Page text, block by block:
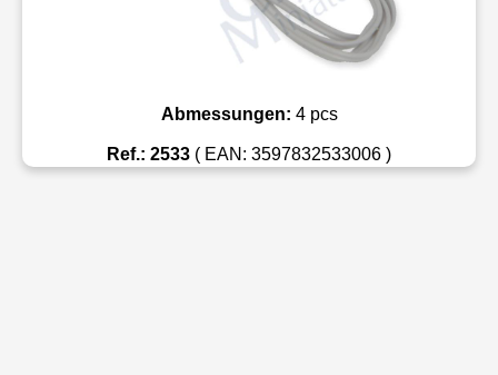
Abmessungen: 4 pcs
Ref.: 2533 ( EAN: 3597832533006 )